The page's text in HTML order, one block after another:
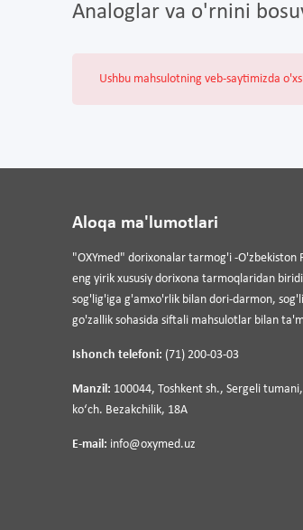
Analoglar va o'rnini
Ushbu mahsulotning veb-saytimizda
Aloqa ma'lumotlari
"OXYmed" dorixonalar tarmog'i -O'zbekiston
eng yirik xususiy dorixona tarmoqlaridan
sog'lig'iga g'amxo'rlik bilan dori-darmon,
go'zallik sohasida siftali mahsulotlar bilan
Ishonch telefoni: (71) 200-03-03
Manzil: 100044, Toshkent sh., Sergeli tumani,
koʻch. Bezakchilik, 18A
E-mail: info@oxymed.uz